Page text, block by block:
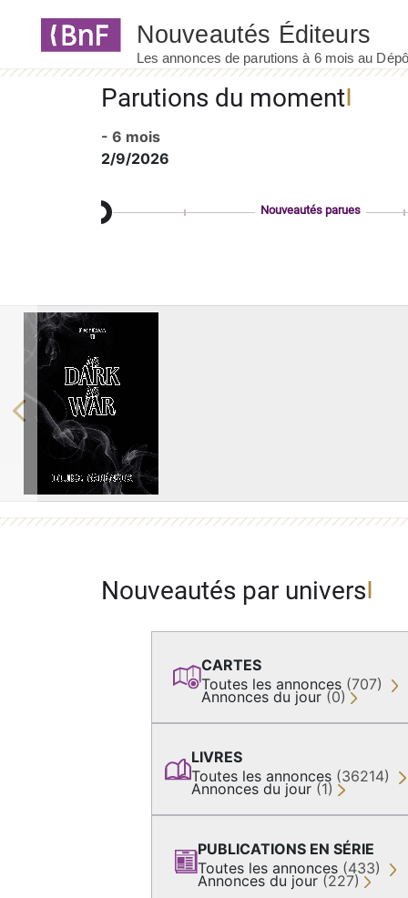
Parutions du moment
- 6 mois
2/9/2026
Nouveautés parues
Previous
Nouveautés par univers
CARTES
Toutes les annonces (707)
Annonces du jour (0)
LIVRES
Toutes les annonces (36214)
Annonces du jour (1)
PUBLICATIONS EN SÉRIE
Toutes les annonces (433)
Annonces du jour (227)